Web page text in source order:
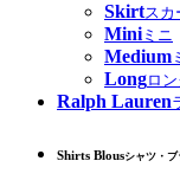
Skirtスカ
Miniミニ
Medium
Longロ
Ralph Lauren
Shirts Blousシャツ・ブ